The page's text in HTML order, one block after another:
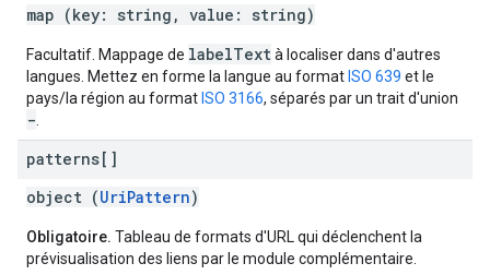
map (key: string, value: string)
Facultatif. Mappage de labelTextà localiser dans d'autres
langues. Mettez en forme la langue au format ISO 639 et le
pays/la région au format ISO 3166, séparés par un trait d'union
-
patterns[]
object (UriPattern)
Obligatoire. Tableau de formats d'URL qui déclenchent la
prévisualisation des liens par le module complémentaire.